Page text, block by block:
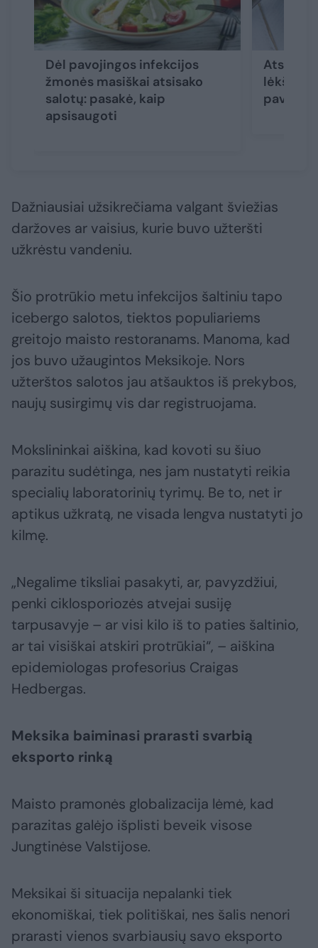
Dėl pavojingos infekcijos
žmonės masiškai atsisako
salotų: pasakė, kaip
apsisaugoti
lėkštėje
pavojai
Dažniausiai užsikrečiama valgant šviežias
daržoves ar vaisius, kurie buvo užteršti
užkrėstu vandeniu.
Šio protrūkio metu infekcijos šaltiniu tapo
icebergo salotos, tiektos populiariems
greitojo maisto restoranams. Manoma, kad
jos buvo užaugintos Meksikoje. Nors
užterštos salotos jau atšauktos iš prekybos,
naujų susirgimų vis dar registruojama.
Mokslininkai aiškina, kad kovoti su šiuo
parazitu sudėtinga, nes jam nustatyti reikia
specialių laboratorinių tyrimų. Be to, net ir
aptikus užkratą, ne visada lengva nustatyti jo
kilmę.
„Negalime tiksliai pasakyti, ar, pavyzdžiui,
penki ciklosporiozės atvejai susiję
tarpusavyje – ar visi kilo iš to paties šaltinio,
ar tai visiškai atskiri protrūkiai“, – aiškina
epidemiologas profesorius Craigas
Hedbergas.
Meksika baiminasi prarasti svarbią
eksporto rinką
Maisto pramonės globalizacija lėmė, kad
parazitas galėjo išplisti beveik visose
Jungtinėse Valstijose.
Meksikai ši situacija nepalanki tiek
ekonomiškai, tiek politiškai, nes šalis nenori
prarasti vienos svarbiausių savo eksporto